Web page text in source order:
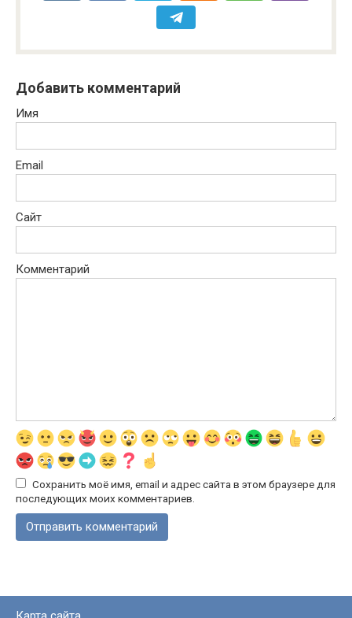
Добавить комментарий
Имя
Email
Сайт
Комментарий
Сохранить моё имя, email и адрес сайта в этом браузере для
последующих моих комментариев.